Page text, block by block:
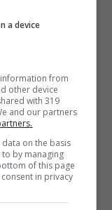
di
tra i
“stop-
annuiva in
quando
Tra
923,4
a device
from
other device
with 319
and our partners
on the basis
by managing
of this page
in privacy